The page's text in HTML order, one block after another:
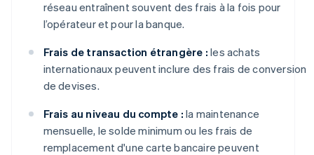
réseau entraînent souvent des frais à la fois pour
l’opérateur et pour la banque.
Frais de transaction étrangère : les achats
internationaux peuvent inclure des frais de conversion
de devises.
Frais au niveau du compte : la maintenance
mensuelle, le solde minimum ou les frais de
remplacement d'une carte bancaire peuvent